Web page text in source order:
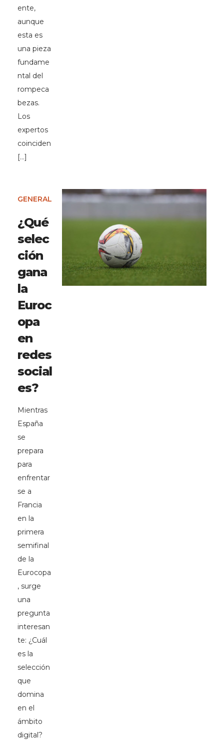
ente,
aunque
esta es
una pieza
fundame
ntal del
rompeca
bezas.
Los
expertos
coinciden
[…]
GENERAL
¿Qué
selec
ción
gana
la
Euroc
opa
en
redes
social
es?
Mientras
España
se
prepara
para
enfrentar
se a
Francia
en la
primera
semifinal
de la
Eurocopa
, surge
una
pregunta
interesan
te: ¿Cuál
es la
selección
que
domina
en el
ámbito
digital?